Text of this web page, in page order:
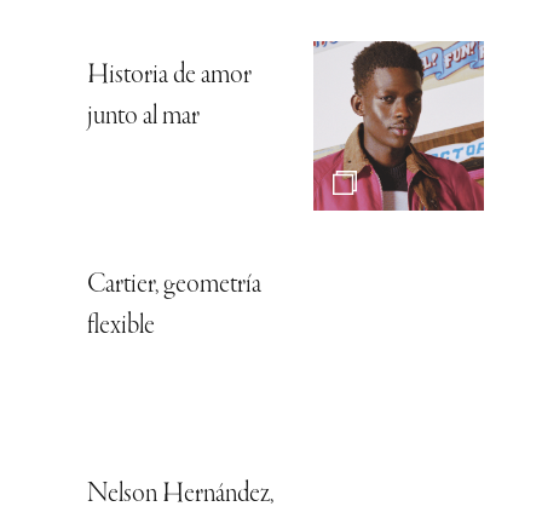
Historia de amor
junto al mar
Cartier, geometría
flexible
Nelson Hernández,